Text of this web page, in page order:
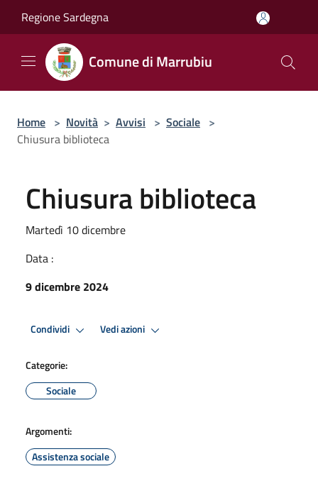
Regione Sardegna
Comune di Marrubiu
Home > Novità > Avvisi > Sociale >
Chiusura biblioteca
Chiusura biblioteca
Martedì 10 dicembre
Data :
9 dicembre 2024
Condividi Vedi azioni
Categorie:
Sociale
Argomenti:
Assistenza sociale